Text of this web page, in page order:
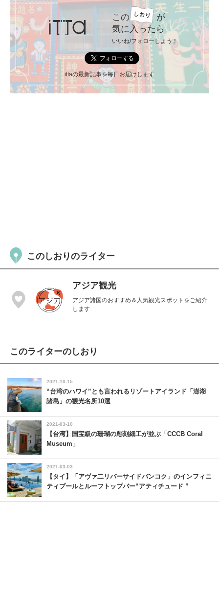
この
が
気に入ったら
いいね/フォローしよう！
ittaの最新記事を毎日お届けします
このしおりのライター
アジア観光
アジア諸国のおすすめ＆人気観光スポットをご紹介
します
このライターのしおり
2021-10-15
“台湾のハワイ”とも言われるリゾートアイランド「澎湖
諸島」の観光名所10選
2021-03-10
【台湾】国宝級の珊瑚の彫刻細工が並ぶ「CCCB Coral
Museum」
2021-03-03
【タイ】「アヴァ二リバーサイドバンコク」のインフィニ
ティプールとルーフトップバー“アティチュード ”